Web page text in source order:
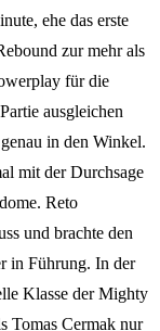
ehe das erste
zur mehr als
für die
ausgleichen
in den Winkel.
mit der Durchsage
Reto
und brachte den
in Führung. In der
Klasse der Mighty
Tomas Cermak nur